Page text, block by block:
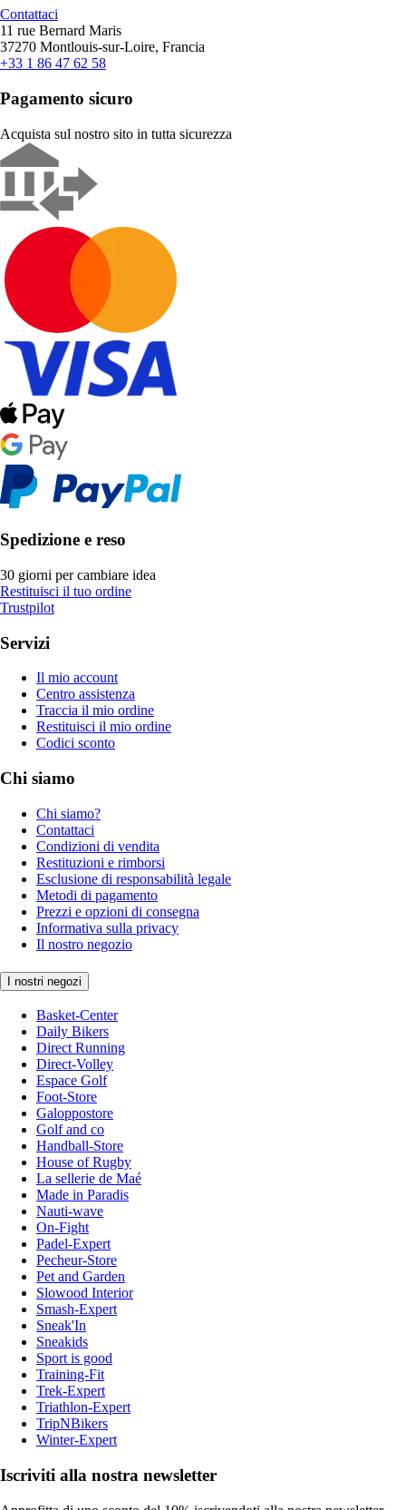
Contattaci
11 rue Bernard Maris
37270 Montlouis-sur-Loire, Francia
+33 1 86 47 62 58
Pagamento sicuro
Acquista sul nostro sito in tutta sicurezza
Spedizione e reso
30 giorni per cambiare idea
Restituisci il tuo ordine
Trustpilot
Servizi
Il mio account
Centro assistenza
Traccia il mio ordine
Restituisci il mio ordine
Codici sconto
Chi siamo
Chi siamo?
Contattaci
Condizioni di vendita
Restituzioni e rimborsi
Esclusione di responsabilità legale
Metodi di pagamento
Prezzi e opzioni di consegna
Informativa sulla privacy
Il nostro negozio
I nostri negozi
Basket-Center
Daily Bikers
Direct Running
Direct-Volley
Espace Golf
Foot-Store
Galoppostore
Golf and co
Handball-Store
House of Rugby
La sellerie de Maé
Made in Paradis
Nauti-wave
On-Fight
Padel-Expert
Pecheur-Store
Pet and Garden
Slowood Interior
Smash-Expert
Sneak'In
Sneakids
Sport is good
Training-Fit
Trek-Expert
Triathlon-Expert
TripNBikers
Winter-Expert
Iscriviti alla nostra newsletter